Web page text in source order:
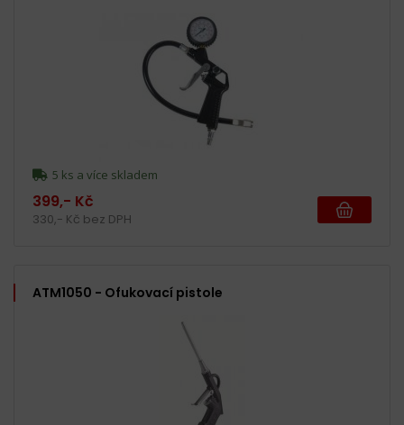
5 ks a více skladem
399,- Kč
330,- Kč bez DPH
ATM1050 - Ofukovací pistole